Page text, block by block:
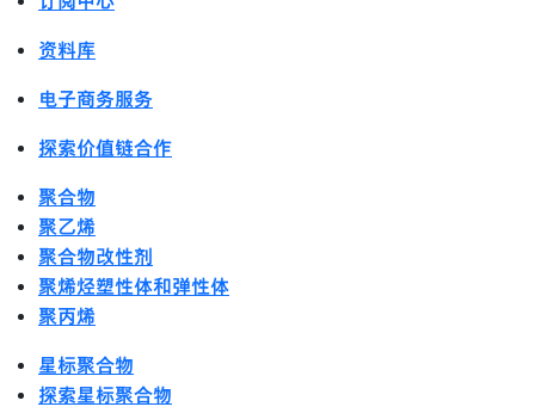
资料库
电子商务服务
探索价值链合作
聚合物
聚乙烯
聚合物改性剂
聚烯烃塑性体和弹性体
聚丙烯
星标聚合物
探索星标聚合物